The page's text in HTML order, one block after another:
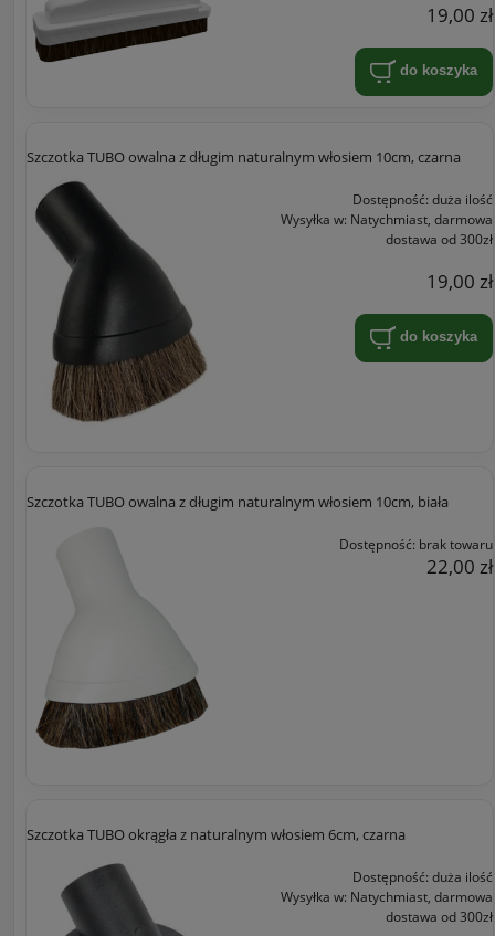
19,00 zł
do koszyka
Szczotka TUBO owalna z długim naturalnym włosiem 10cm, czarna
Dostępność: duża ilość
Wysyłka w: Natychmiast, darmowa
dostawa od 300zł
19,00 zł
do koszyka
Szczotka TUBO owalna z długim naturalnym włosiem 10cm, biała
Dostępność: brak towaru
22,00 zł
Szczotka TUBO okrągła z naturalnym włosiem 6cm, czarna
Dostępność: duża ilość
Wysyłka w: Natychmiast, darmowa
dostawa od 300zł